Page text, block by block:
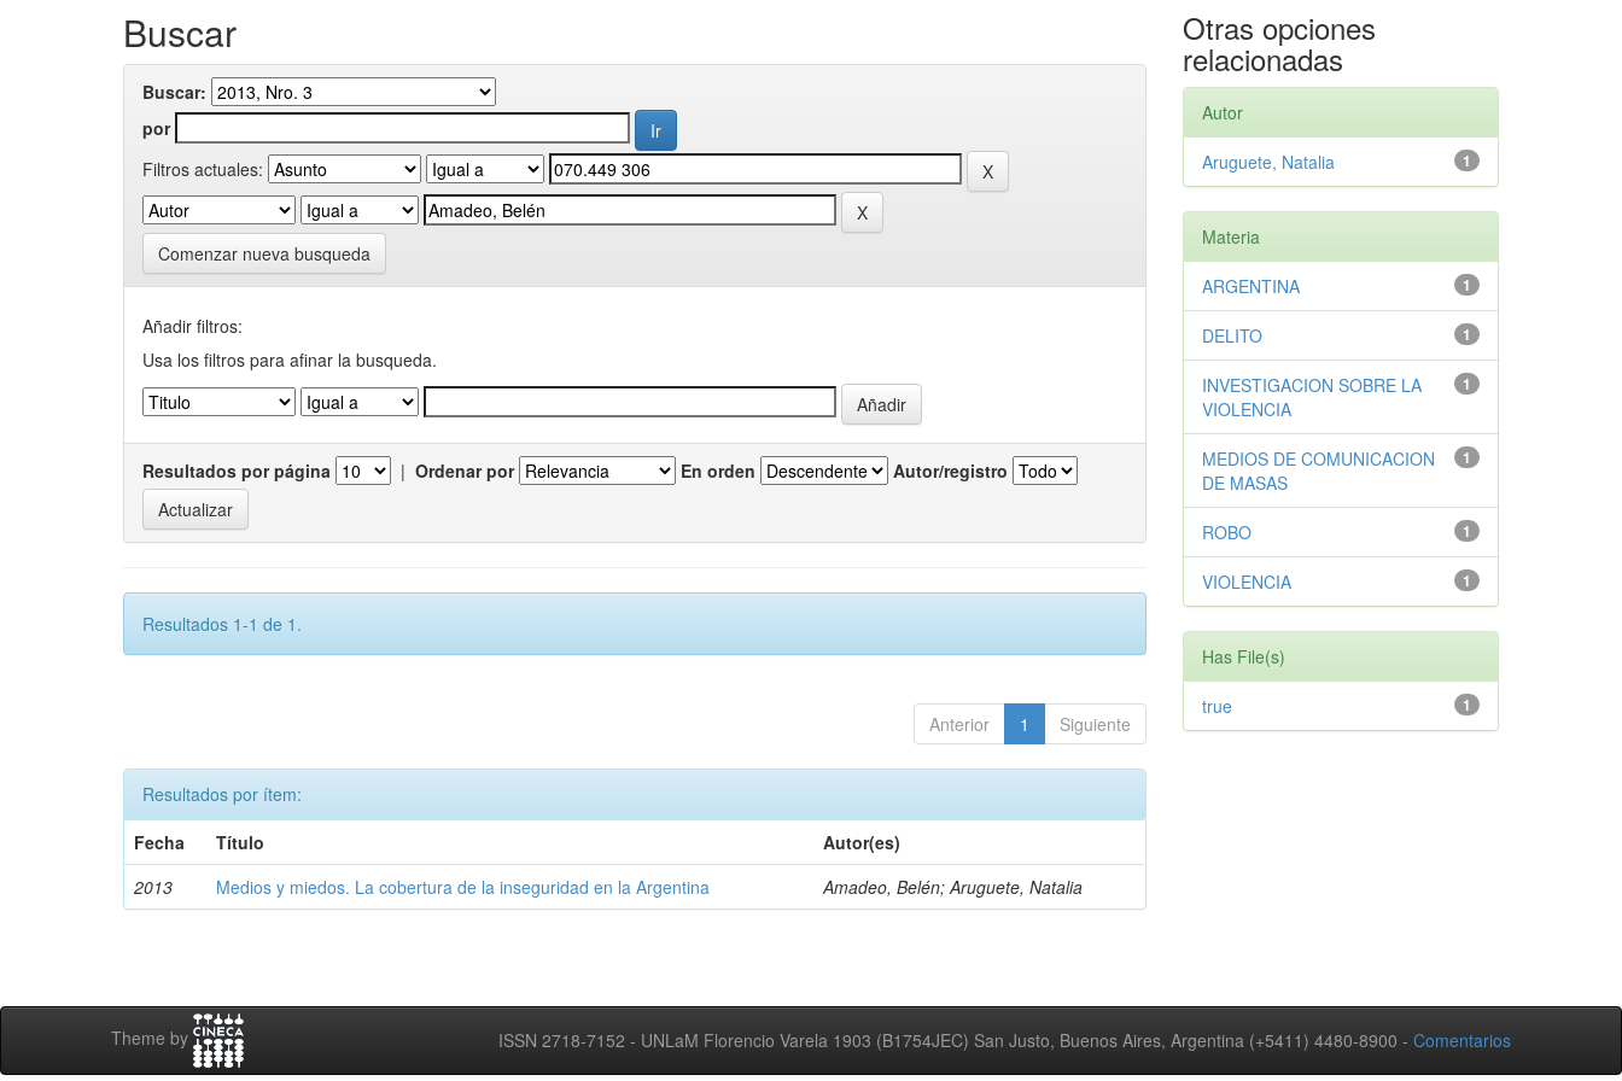
Buscar
Buscar:
por
Filtros actuales:
Comenzar nueva busqueda
Añadir filtros:
Usa los filtros para afinar la busqueda.
Resultados por página | Ordenar por En orden Autor/registro
Resultados 1-1 de 1.
Anterior 1 Siguiente
Resultados por ítem:
Fecha
Título
Autor(es)
2013
Medios y miedos. La cobertura de la inseguridad en la Argentina Amadeo, Belén; Aruguete, Natalia
Otras opciones
relacionadas
Autor
1
Aruguete, Natalia
Materia
1
ARGENTINA
1
DELITO
1
INVESTIGACION SOBRE LA
VIOLENCIA
1
MEDIOS DE COMUNICACION
DE MASAS
1
ROBO
1
VIOLENCIA
Has File(s)
1
true
Theme by ISSN 2718-7152 - UNLaM Florencio Varela 1903 (B1754JEC) San Justo, Buenos Aires, Argentina (+5411) 4480-8900 - Comentarios